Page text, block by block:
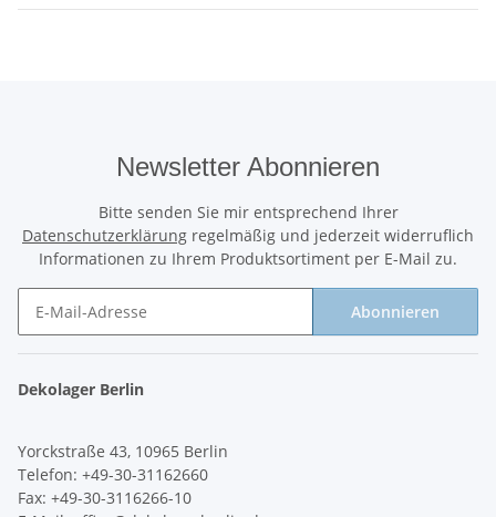
Newsletter Abonnieren
Bitte senden Sie mir entsprechend Ihrer
Datenschutzerklärung regelmäßig und jederzeit widerruflich
Informationen zu Ihrem Produktsortiment per E-Mail zu.
Abonnieren
Dekolager Berlin
Yorckstraße 43, 10965 Berlin
Telefon: +49-30-31162660
Fax: +49-30-3116266-10